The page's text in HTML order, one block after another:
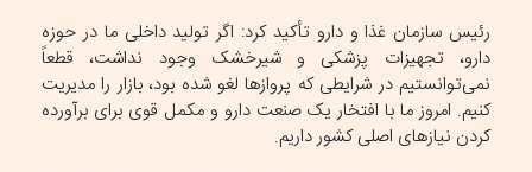
رئیس سازمان غذا و دارو تأکید کرد: اگر تولید داخلی ما در حوزه
دارو، تجهیزات پزشکی و شیرخشک وجود نداشت، قطعاً
نمی‌توانستیم در شرایطی که پروازها لغو شده بود، بازار را مدیریت
کنیم. امروز ما با افتخار یک صنعت دارو و مکمل قوی برای برآورده
کردن نیازهای اصلی کشور داریم.